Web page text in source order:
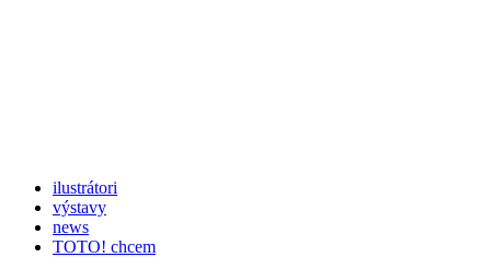
ilustrátori
výstavy
news
TOTO! chcem